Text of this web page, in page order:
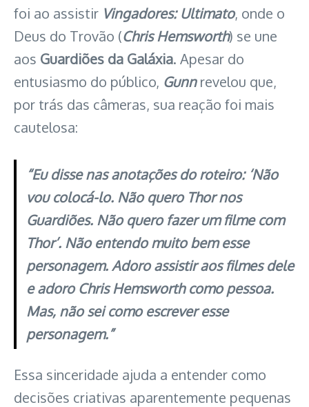
foi ao assistir Vingadores: Ultimato, onde o
Deus do Trovão (Chris Hemsworth) se une
aos Guardiões da Galáxia. Apesar do
entusiasmo do público, Gunnrevelou que,
por trás das câmeras, sua reação foi mais
cautelosa:
“Eu disse nas anotações do roteiro: ‘Não
vou colocá-lo. Não quero Thor nos
Guardiões. Não quero fazer um filme com
Thor’. Não entendo muito bem esse
personagem. Adoro assistir aos filmes dele
e adoro Chris Hemsworth como pessoa.
Mas, não sei como escrever esse
personagem.”
Essa sinceridade ajuda a entender como
decisões criativas aparentemente pequenas